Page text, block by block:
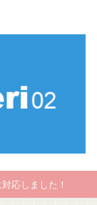
応しました！